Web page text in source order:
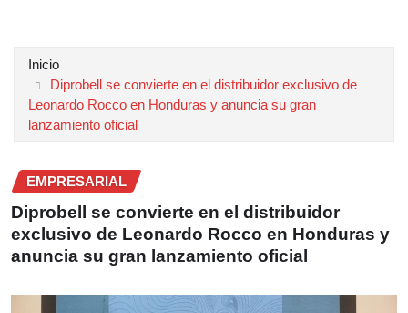
Inicio
Diprobell se convierte en el distribuidor exclusivo de
Leonardo Rocco en Honduras y anuncia su gran
lanzamiento oficial
EMPRESARIAL
Diprobell se convierte en el distribuidor
exclusivo de Leonardo Rocco en Honduras y
anuncia su gran lanzamiento oficial